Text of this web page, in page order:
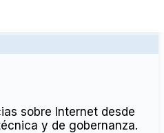
sobre Internet desde
y de gobernanza.